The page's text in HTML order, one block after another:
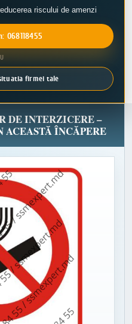
riscului de amenzi
068118455
firmei tale
DE INTERZICERE –
ÎNCĂPERE